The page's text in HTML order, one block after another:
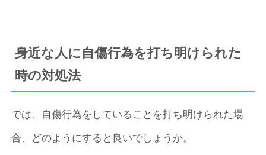
身近な人に自傷行為を打ち明けられた
時の対処法
では、自傷行為をしていることを打ち明けられた場
合、どのようにすると良いでしょうか。